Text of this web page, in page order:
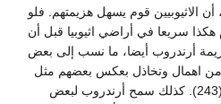
أن الاثيوبيين قوم يسهل هزيمتهم. فلو
هكذا سريعا في أراضي اثيوبيا قبل أن
أرندروب أيضا، ما نسب إلى بعض
من اهمال وتخاذل بعكس بعضهم مثل
رستم ناجي الذي اشيد بموقفه (243). كذلك سمح أرندروب لبعض